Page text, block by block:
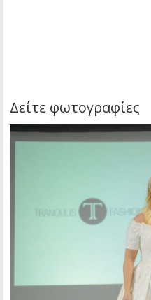
Δείτε φωτογραφίες